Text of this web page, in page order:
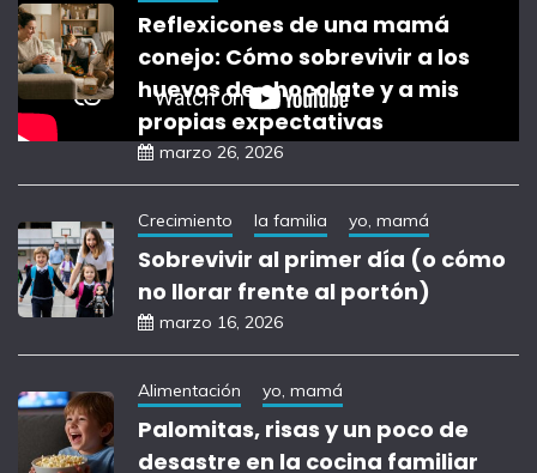
Reflexicones de una mamá
conejo: Cómo sobrevivir a los
huevos de chocolate y a mis
propias expectativas
marzo 26, 2026
Crecimiento la familia yo, mamá
Sobrevivir al primer día (o cómo
no llorar frente al portón)
marzo 16, 2026
Alimentación yo, mamá
Palomitas, risas y un poco de
desastre en la cocina familiar